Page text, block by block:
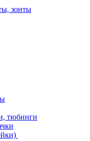
зонты
тюбинги